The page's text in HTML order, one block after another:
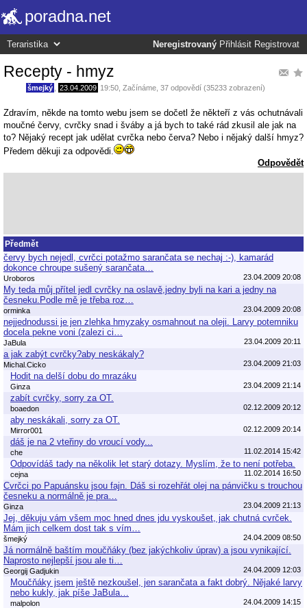
poradna.net
Neregistrovaný Přihlásit Registrovat
Recepty - hmyz
šmejký 23.04.2009 19:50 Začínáme , 37 odpovědí (35233 zobrazení)
Zdravím, někde na tomto webu jsem se dočetl že někteří z vás ochutnávali
moučné červy, cvrčky snad i šváby a já bych to také rád zkusil ale jak na
to? Nějaký recept jak udělat cvrčka nebo červa? Nebo i nějaký další hmyz?
Předem děkuji za odpovědi.
Odpovědět
Předmět
červy bych nejedl, cvrčci potažmo sarančata se nechaj :-), kamarád
dokonce chroupe sušený sarančata…
Uroboros 23.04.2009 20:08
My teda můj přítel jedl cvrčky na oslavě,jedny byli na kari a jedny na
česneku.Podle mě je třeba roz…
orminka 23.04.2009 20:08
nejjednodussi je jen zlehka hmyzaky osmahnout na oleji. Larvy potemniku
docela pekne voni (zalezi ci…
JaBula 23.04.2009 20:11
a jak zabýt cvrčky?aby neskákaly?
Michal.Cicko 23.04.2009 21:03
Hodit na delší dobu do mrazáku
Ginza 23.04.2009 21:14
zabít cvrčky, sorry za OT.
boaedon 02.12.2009 20:12
aby neskákali, sorry za OT.
Mirror001 02.12.2009 20:14
dáš je na 2 vteřiny do vroucí vody...
che 11.02.2014 15:42
Odpovídáš tady na několik let starý dotazy. Myslím, že to není potřeba.
cejna 11.02.2014 16:50
Cvrčci po Papuánsku jsou fajn. Dáš si rozehřát olej na pánvičku s trouchou
česneku a normálně je pra…
Ginza 23.04.2009 21:13
Jej, děkuju vám všem moc hned dnes jdu vyskoušet, jak chutná cvrček.
Mám jich celkem dost tak s vím…
šmejký 24.04.2009 08:50
Já normálně baštím moučňáky (bez jakýchkoliv úprav) a jsou vynikající.
Naprosto nejlepší jsou ale ti…
Georgij Gadjukin 24.04.2009 12:03
Moučňáky jsem ještě nezkoušel, jen sarančata a fakt dobrý. Nějaké larvy
nebo kukly, jak píše JaBula…
malpolon 24.04.2009 14:15